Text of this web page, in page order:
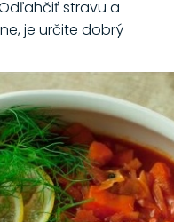
stravu a
je určite dobrý